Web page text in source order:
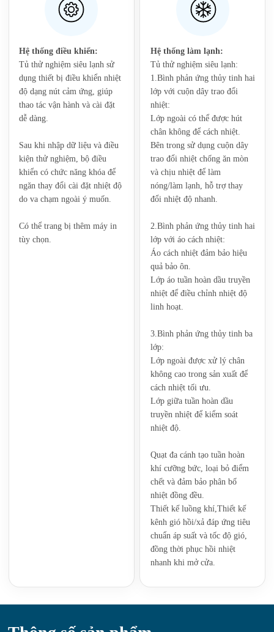
‌Hệ thống điều khiển:
Tủ thử nghiệm siêu lạnh sử
dụng thiết bị điều khiển nhiệt
độ dạng nút cảm ứng, giúp
thao tác vận hành và cài đặt
dễ dàng.
Sau khi nhập dữ liệu và điều
kiện thử nghiệm, bộ điều
khiển có chức năng khóa để
ngăn thay đổi cài đặt nhiệt độ
do va chạm ngoài ý muốn.
Có thể trang bị thêm máy in
tùy chọn.
Hệ thống làm lạnh:‌
Tủ thử nghiệm siêu lạnh:‌
1.‌Bình phản ứng thủy tinh hai
lớp với cuộn dây trao đổi
nhiệt:‌
Lớp ngoài có thể được hút
chân không để cách nhiệt.
Bên trong sử dụng cuộn dây
trao đổi nhiệt chống ăn mòn
và chịu nhiệt để làm
nóng/làm lạnh, hỗ trợ thay
đổi nhiệt độ nhanh.
‌2.Bình phản ứng thủy tinh hai
lớp với áo cách nhiệt:‌
Áo cách nhiệt đảm bảo hiệu
quả bảo ôn.
Lớp áo tuần hoàn dầu truyền
nhiệt để điều chỉnh nhiệt độ
linh hoạt.
‌3.Bình phản ứng thủy tinh ba
lớp:‌
Lớp ngoài được xử lý chân
không cao trong sản xuất để
cách nhiệt tối ưu.
Lớp giữa tuần hoàn dầu
truyền nhiệt để kiểm soát
nhiệt độ.
Quạt đa cánh tạo tuần hoàn
khí cưỡng bức, loại bỏ điểm
chết và đảm bảo phân bố
nhiệt đồng đều.
‌Thiết kế luồng khí,Thiết kế
kênh gió hồi/xả đáp ứng tiêu
chuẩn áp suất và tốc độ gió,
đồng thời phục hồi nhiệt
nhanh khi mở cửa.